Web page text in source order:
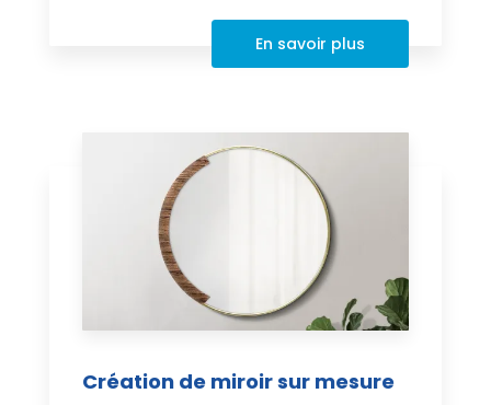
En savoir plus
Création de miroir sur mesure